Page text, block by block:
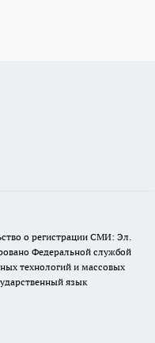
о регистрации СМИ: Эл.
Федеральной службой
технологий и массовых
язык